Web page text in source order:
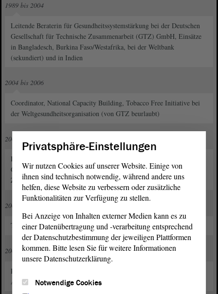
1989 bis 2004
Leitende Beraterin für Gesundheitssystemstärkung bei der Deutschen
Gesellschaft für Technische Zusammenarbeit (GTZ) GmbH, Einsätze
in Bangladesch, Burkina Faso/Westafrika, bei der Weltbank
(sekundiert) und in Indien
2004 bis 2006
Coordinator, National Capacity Building, Tobacco Free Initiative bei
der Weltgesundheitsorganisation (von GTZ beurlaubt)
2006 bis 2008
Leiterin des Globalvorhabens Krankheitsbekämpfung und
Gesundheitsförderung bei der Deutschen Gesellschaft für Technische
Zusammenarbeit (GTZ) GmbH
2007 bis 2008
Teilnahme am Fernstudiengang "Peace Studies"
2008 bis 2009
Principal Advisor, Child Survival and Development, West and Central
Africa Region bei UNICEF (von GTZ beurlaubt)
Privatsphäre-Einstellungen
Wir nutzen Cookies auf unserer Website. Einige von
ihnen sind technisch notwendig, während andere uns
helfen, diese Website zu verbessern oder zusätzliche
Funktionalitäten zur Verfügung zu stellen.
Bei Anzeige von Inhalten externer Medien kann es zu
einer Datenübertragung und -verarbeitung entsprechend
der Datenschutzbestimmung der jeweiligen Plattformen
kommen. Bitte lesen Sie für weitere Informationen
unsere Datenschutzerklärung.
Notwendige Cookies